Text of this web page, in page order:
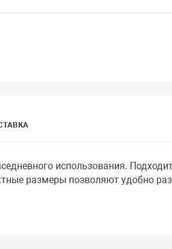
использования.
размеры позволяют удобно